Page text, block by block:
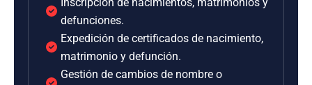
defunciones.
Expedición de certificados de nacimiento,
matrimonio y defunción.
Gestión de cambios de nombre o